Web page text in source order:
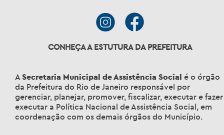
CONHEÇA A ESTUTURA DA PREFEITURA
A Secretaria Municipal de Assistência Social é o órgão
da Prefeitura do Rio de Janeiro responsável por
gerenciar, planejar, promover, fiscalizar, executar e fazer
executar a Política Nacional de Assistência Social, em
coordenação com os demais órgãos do Município.